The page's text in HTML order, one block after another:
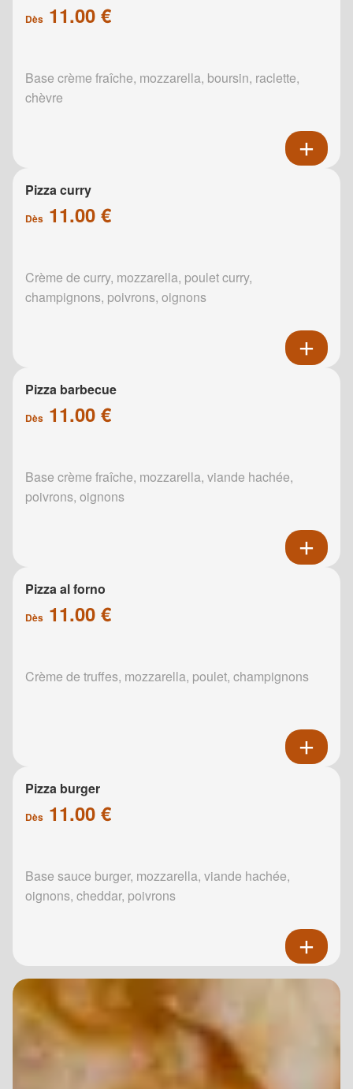
Dès 11.00 €
Base crème fraîche, mozzarella, boursin, raclette,
chèvre
Pizza curry
Dès 11.00 €
Crème de curry, mozzarella, poulet curry,
champignons, poivrons, oignons
Pizza barbecue
Dès 11.00 €
Base crème fraîche, mozzarella, viande hachée,
poivrons, oignons
Pizza al forno
Dès 11.00 €
Crème de truffes, mozzarella, poulet, champignons
Pizza burger
Dès 11.00 €
Base sauce burger, mozzarella, viande hachée,
oignons, cheddar, poivrons